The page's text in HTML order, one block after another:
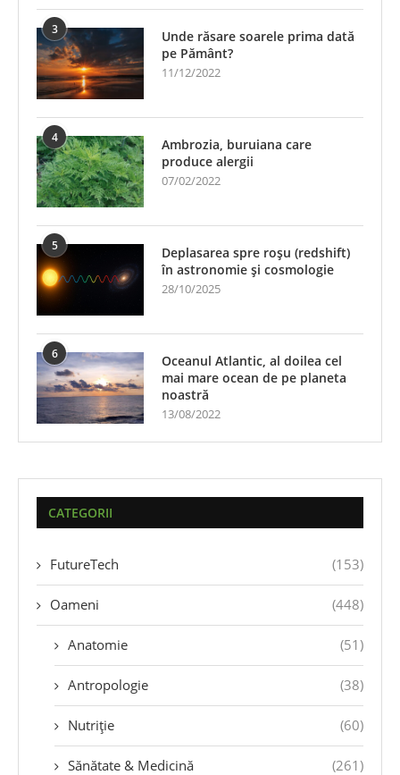
3
Unde răsare soarele prima dată
pe Pământ?
11/12/2022
4
Ambrozia, buruiana care
produce alergii
07/02/2022
5
Deplasarea spre roșu (redshift)
în astronomie și cosmologie
28/10/2025
6
Oceanul Atlantic, al doilea cel
mai mare ocean de pe planeta
noastră
13/08/2022
CATEGORII
FutureTech (153)
Oameni (448)
Anatomie (51)
Antropologie (38)
Nutriție (60)
Sănătate & Medicină (261)